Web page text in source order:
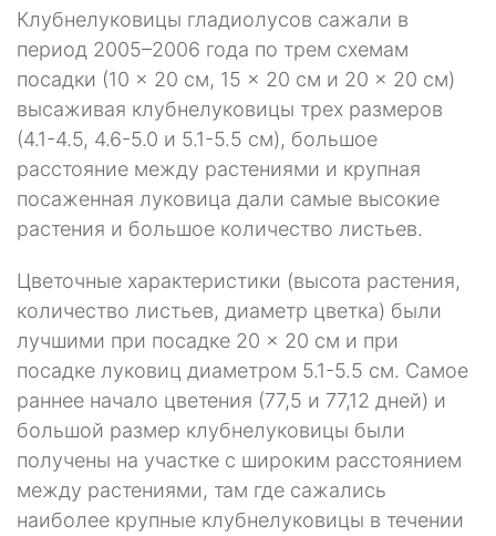
Клубнелуковицы гладиолусов сажали в
период 2005–2006 года по трем схемам
посадки (10 × 20 см, 15 × 20 см и 20 × 20 см)
высаживая клубнелуковицы трех размеров
(4.1-4.5, 4.6-5.0 и 5.1-5.5 см), большое
расстояние между растениями и крупная
посаженная луковица дали самые высокие
растения и большое количество листьев.
Цветочные характеристики (высота растения,
количество листьев, диаметр цветка) были
лучшими при посадке 20 × 20 см и при
посадке луковиц диаметром 5.1-5.5 см. Самое
раннее начало цветения (77,5 и 77,12 дней) и
большой размер клубнелуковицы были
получены на участке с широким расстоянием
между растениями, там где сажались
наиболее крупные клубнелуковицы в течении